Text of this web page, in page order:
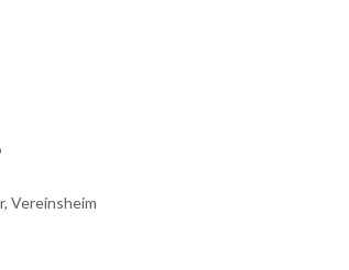
Vereinsheim